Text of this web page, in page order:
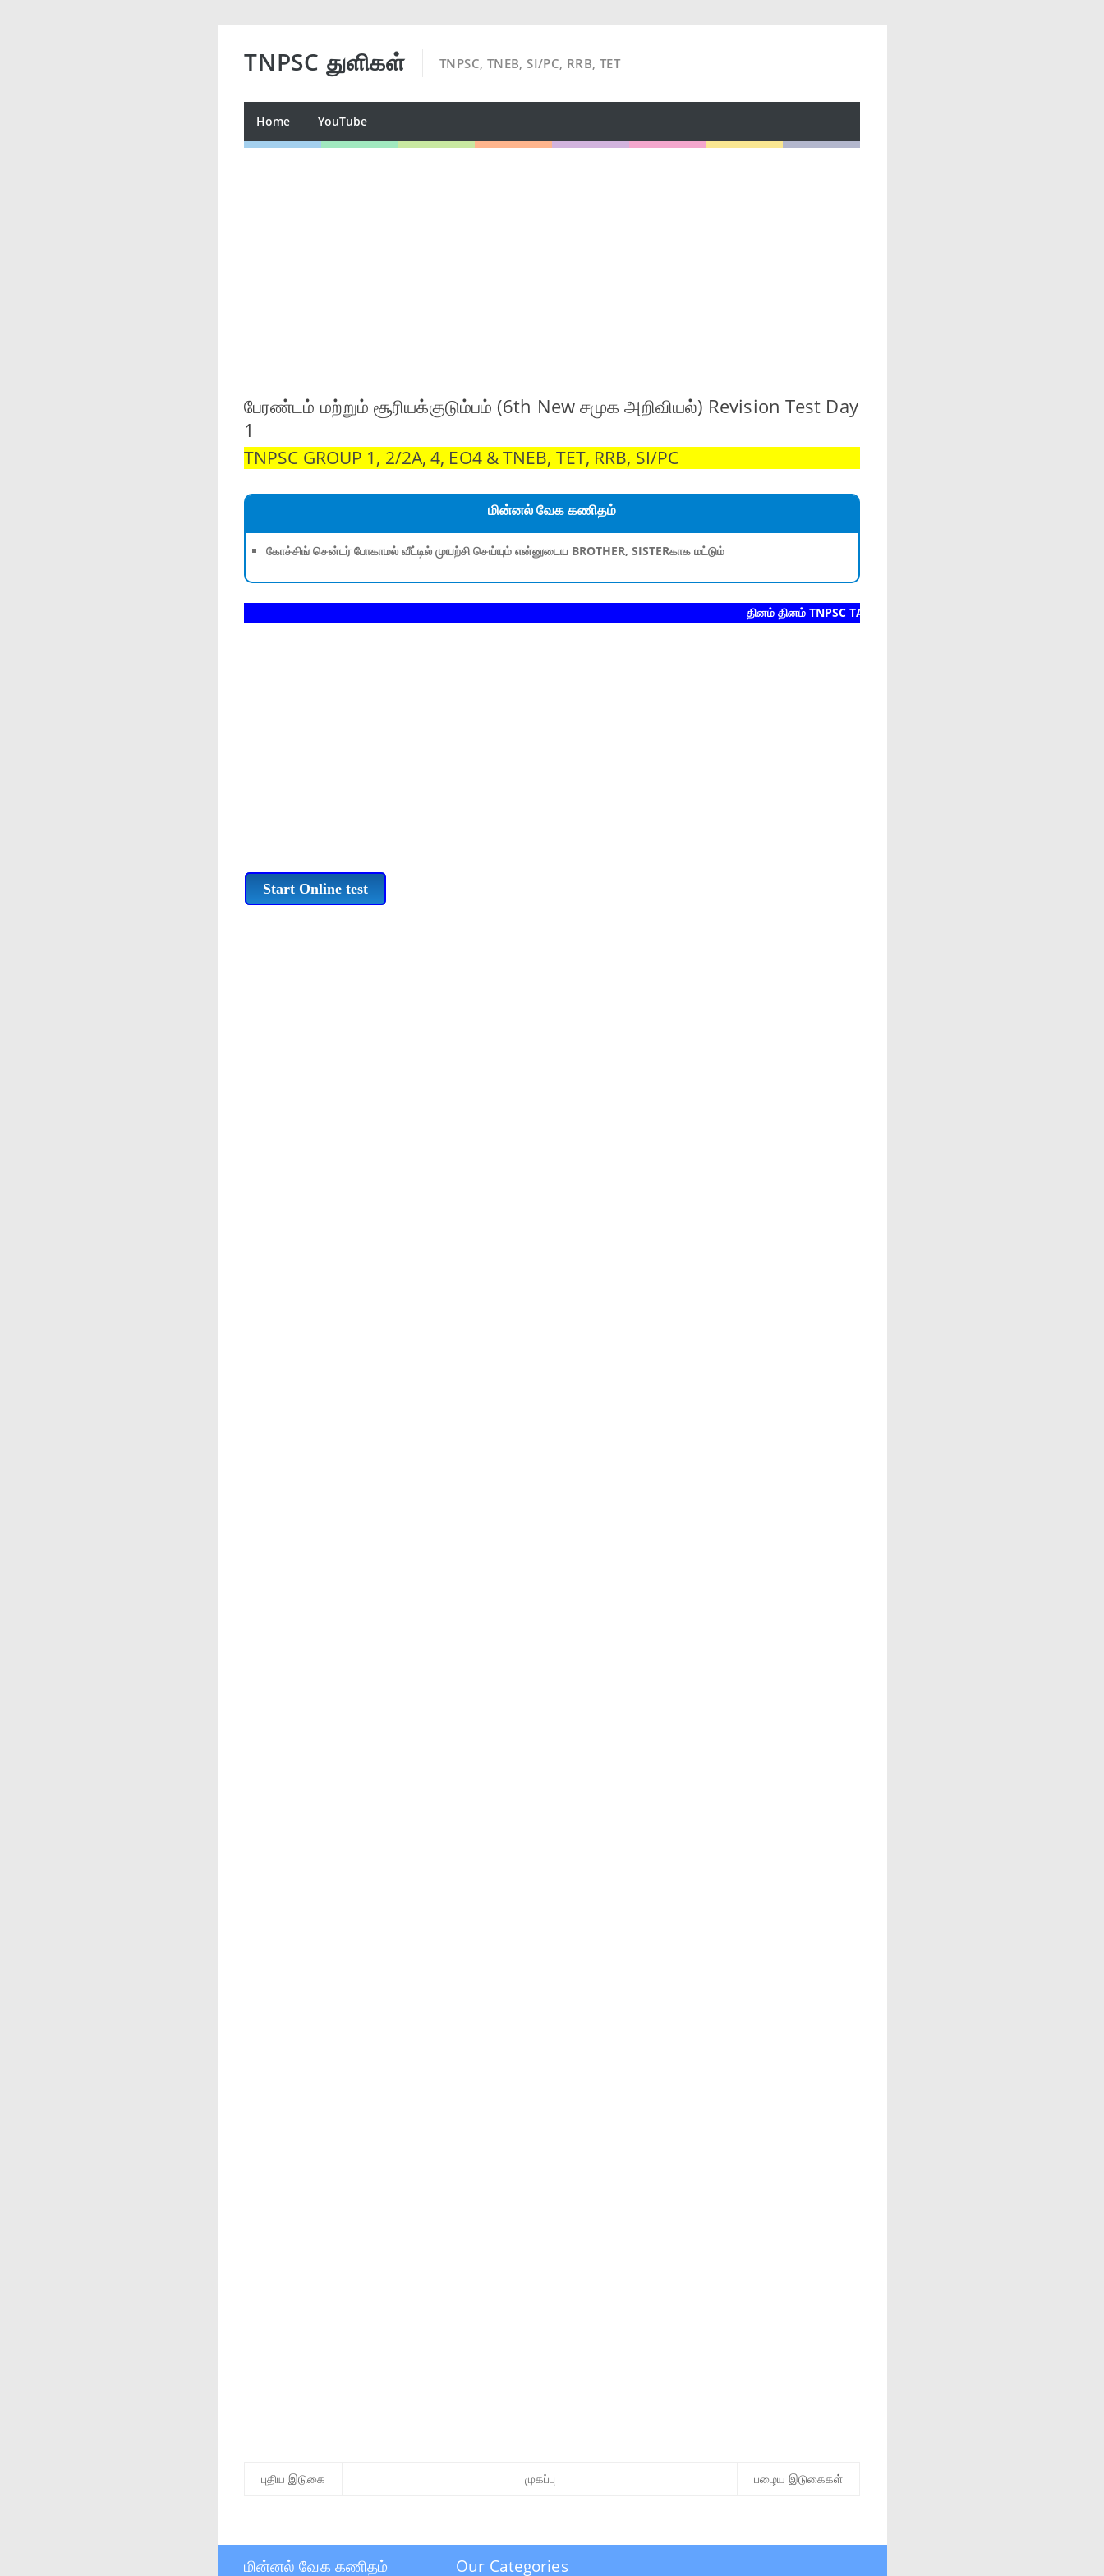
TNPSC துளிகள் TNPSC, TNEB, SI/PC, RRB, TET
Home YouTube
பேரண்டம் மற்றும் சூரியக்குடும்பம் (6th New சமுக அறிவியல்) Revision Test Day
1
TNPSC GROUP 1, 2/2A, 4, EO4 & TNEB, TET, RRB, SI/PC
மின்னல் வேக கணிதம்
கோச்சிங் சென்டர் போகாமல் வீட்டில் முயற்சி செய்யும் என்னுடைய BROTHER, SISTERகாக மட்டும்
தினம் தினம் TNPSC TAMIL Test
Start Online test
புதிய இடுகை பழைய இடுகைகள்
முகப்பு
மின்னல் வேக கணிதம் Our Categories